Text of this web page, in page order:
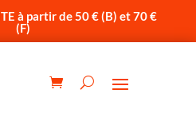
à partir de 50 € (B) et 70 €
(F)